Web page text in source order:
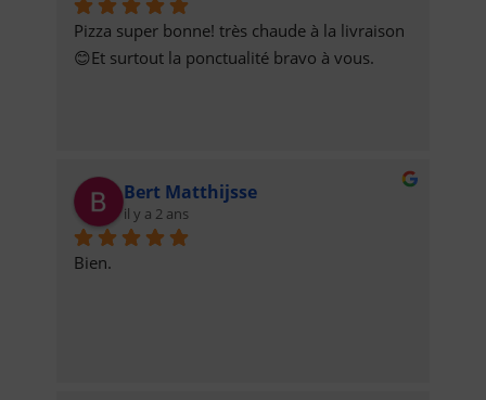
le chauffeur 🙂😉
Pizza super bonne! très chaude à la livraison
😊Et surtout la ponctualité bravo à vous.
Bert Matthijsse
il y a 2 ans
Bien.